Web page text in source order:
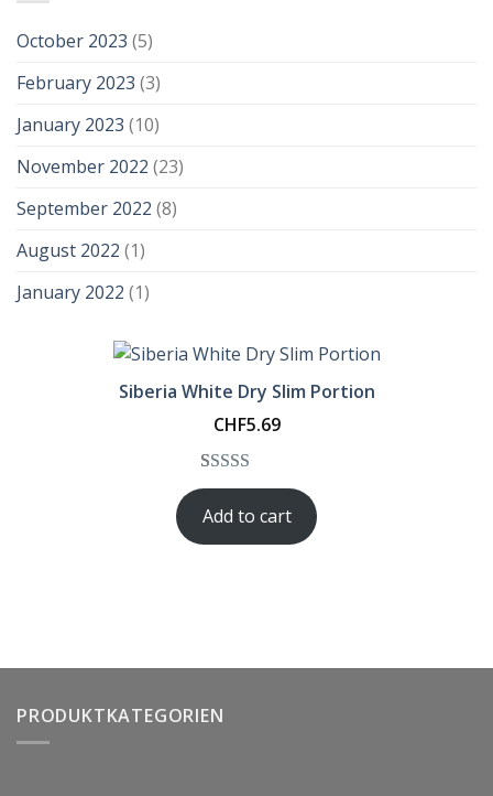
October 2023 (5)
February 2023 (3)
January 2023 (10)
November 2022 (23)
September 2022 (8)
August 2022 (1)
January 2022 (1)
Siberia White Dry Slim Portion
CHF5.69
Rated5.00
out of 5
based on
1
Add to cart
PRODUKTKATEGORIEN